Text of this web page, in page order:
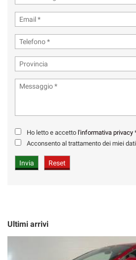
Ho letto e accetto l'informativa privacy
Acconsento al trattamento dei miei
Ultimi arrivi